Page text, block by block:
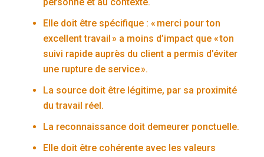
personne et au contexte.
Elle doit être spécifique : « merci pour ton
excellent travail » a moins d’impact que « ton
suivi rapide auprès du client a permis d’éviter
une rupture de service ».
La source doit être légitime, par sa proximité
du travail réel.
La reconnaissance doit demeurer ponctuelle.
Elle doit être cohérente avec les valeurs